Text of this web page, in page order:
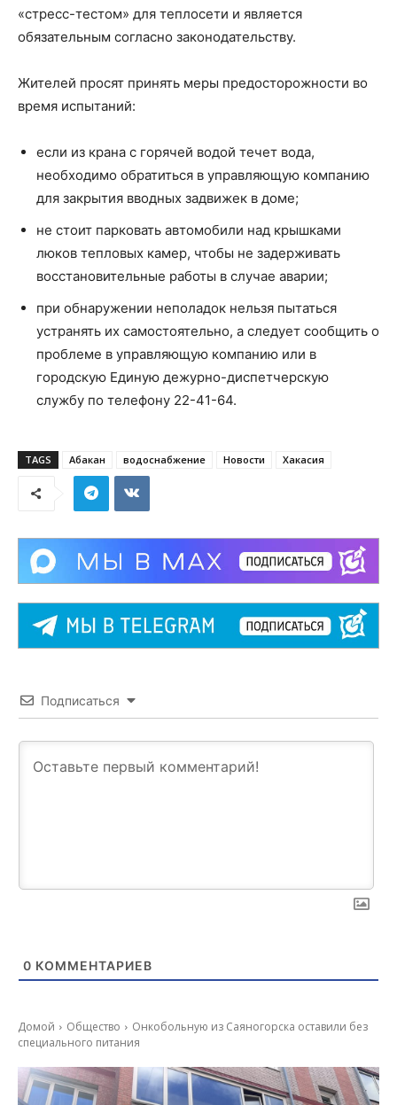
«стресс-тестом» для теплосети и является
обязательным согласно законодательству.
Жителей просят принять меры предосторожности во
время испытаний:
если из крана с горячей водой течет вода,
необходимо обратиться в управляющую компанию
для закрытия вводных задвижек в доме;
не стоит парковать автомобили над крышками
люков тепловых камер, чтобы не задерживать
восстановительные работы в случае аварии;
при обнаружении неполадок нельзя пытаться
устранять их самостоятельно, а следует сообщить о
проблеме в управляющую компанию или в
городскую Единую дежурно-диспетчерскую
службу по телефону 22-41-64.
TAGS Абакан водоснабжение Новости Хакасия
Подписаться
0 КОММЕНТАРИЕВ